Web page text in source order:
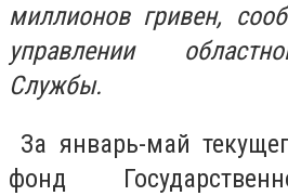
миллионов гривен,
управлении
Службы.
За январь-май
фонд